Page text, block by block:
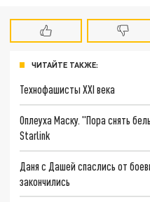
ЧИТАЙТЕ ТАКЖЕ:
Технофашисты XXI века
Оплеуха Маску. "Пора снять
Starlink
Даня с Дашей спаслись от
закончились